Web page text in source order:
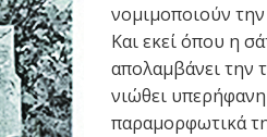
νομιμοποιούν
Και εκεί όπου η
απολαμβάνει την
νιώθει υπερήφανη
παραμορφωτικά